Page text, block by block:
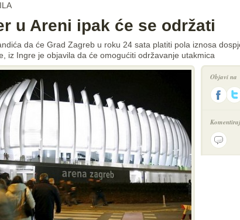
u Areni ipak će se održati
da će Grad Zagreb u roku 24 sata platiti pola iznosa
iz Ingre je objavila da će omogućiti održavanje utakmica
Objavi na
Komentiraj